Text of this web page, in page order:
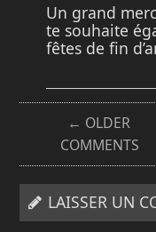
Un grand
te souhaite
fêtes de fin
← OLDER
COMMENTS
LAISSER UN